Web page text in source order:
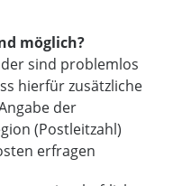
möglich?
sind problemlos
hierfür zusätzliche
der
(Postleitzahl)
erfragen